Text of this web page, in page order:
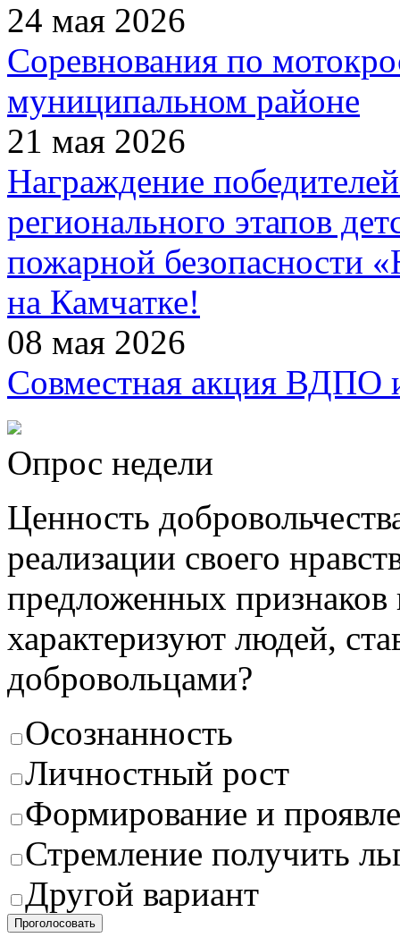
24 мая 2026
Соревнования по
муниципальном районе
21 мая 2026
Награждение
регионального этапов
пожарной безопасности
на Камчатке!
08 мая 2026
Совместная акция
Опрос недели
Ценность
реализации своего
предложенных признаков
характеризуют людей,
добровольцами?
Осознанность
Личностный рост
Формирование и
Стремление получить
Другой вариант
Проголосовать